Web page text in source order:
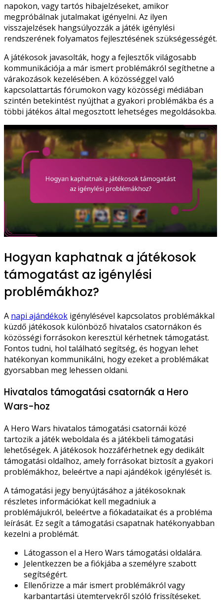
napokon, vagy tartós hibajelzéseket, amikor
megpróbálnak jutalmakat igényelni. Az ilyen
visszajelzések hangsúlyozzák a játék igénylési
rendszerének folyamatos fejlesztésének szükségességét.
A játékosok javasolták, hogy a fejlesztők világosabb
kommunikációja a már ismert problémákról segíthetne a
várakozások kezelésében. A közösséggel való
kapcsolattartás fórumokon vagy közösségi médiában
szintén betekintést nyújthat a gyakori problémákba és a
többi játékos által megosztott lehetséges megoldásokba.
Hogyan kaphatnak a játékosok
támogatást az igénylési
problémákhoz?
A napi ajándékok igénylésével kapcsolatos problémákkal
küzdő játékosok különböző hivatalos csatornákon és
közösségi forrásokon keresztül kérhetnek támogatást.
Fontos tudni, hol található segítség, és hogyan lehet
hatékonyan kommunikálni, hogy ezeket a problémákat
gyorsabban meg lehessen oldani.
Hivatalos támogatási csatornák a Hero
Wars-hoz
A Hero Wars hivatalos támogatási csatornái közé
tartozik a játék weboldala és a játékbeli támogatási
lehetőségek. A játékosok hozzáférhetnek egy dedikált
támogatási oldalhoz, amely forrásokat biztosít a gyakori
problémákhoz, beleértve a napi ajándékok igénylését is.
A támogatási jegy benyújtásához a játékosoknak
részletes információkat kell megadniuk a
problémájukról, beleértve a fiókadataikat és a probléma
leírását. Ez segít a támogatási csapatnak hatékonyabban
kezelni a problémát.
Látogasson el a Hero Wars támogatási oldalára.
Jelentkezzen be a fiókjába a személyre szabott
segítségért.
Ellenőrizze a már ismert problémákról vagy
karbantartási ütemtervekről szóló frissítéseket.